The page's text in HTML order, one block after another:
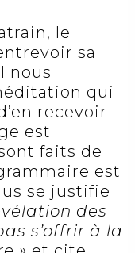
le
sa
nous
qui
recevoir
est
faits de
est
se justifie
des
s’offrir à la